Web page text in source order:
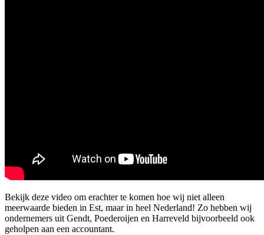
Bekijk deze video om erachter te komen hoe wij niet alleen
meerwaarde bieden in Est, maar in heel Nederland! Zo hebben wij
ondernemers uit Gendt, Poederoijen en Harreveld bijvoorbeeld ook
geholpen aan een accountant.